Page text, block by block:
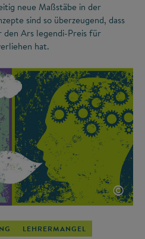
neue Maßstäbe in der
sind so überzeugend, dass
Ars legendi-Preis für
hat.
©
LEHRERMANGEL